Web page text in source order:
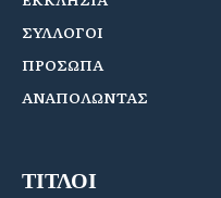
ΣΥΛΛΟΓΟΙ
ΠΡΟΣΩΠΑ
ΑΝΑΠΟΛΩΝΤΑΣ
ΤΙΤΛΟΙ